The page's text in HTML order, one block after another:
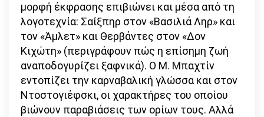
μορφή έκφρασης επιβιώνει και μέσα από τη
λογοτεχνία: Σαίξπηρ στον «Βασιλιά Ληρ» και
τον «Άμλετ» και Θερβάντες στον «Δον
Κιχώτη» (περιγράφουν πώς η επίσημη ζωή
αναποδογυρίζει ξαφνικά). Ο Μ. Μπαχτίν
εντοπίζει την καρναβαλική γλώσσα και στον
Ντοστογιέφσκι, οι χαρακτήρες του οποίου
βιώνουν παραβιάσεις των ορίων τους. Αλλά